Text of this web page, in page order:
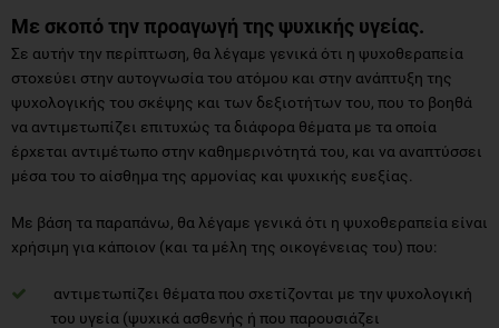
Με σκοπό την προαγωγή της ψυχικής υγείας.
Σε αυτήν την περίπτωση, θα λέγαμε γενικά ότι η ψυχοθεραπεία
στοχεύει στην αυτογνωσία του ατόμου και στην ανάπτυξη της
ψυχολογικής του σκέψης και των δεξιοτήτων του, που το βοηθά
να αντιμετωπίζει επιτυχώς τα διάφορα θέματα με τα οποία
έρχεται αντιμέτωπο στην καθημερινότητά του, και να αναπτύσσει
μέσα του το αίσθημα της αρμονίας και ψυχικής ευεξίας.
Με βάση τα παραπάνω, θα λέγαμε γενικά ότι η ψυχοθεραπεία είναι
χρήσιμη για κάποιον (και τα μέλη της οικογένειας του) που:
αντιμετωπίζει θέματα που σχετίζονται με την ψυχολογική
του υγεία (ψυχικά ασθενής ή που παρουσιάζει